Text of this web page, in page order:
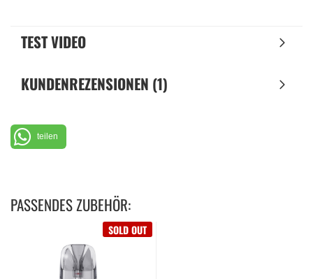
TEST VIDEO
KUNDENREZENSIONEN (1)
teilen
PASSENDES ZUBEHÖR:
SOLD OUT